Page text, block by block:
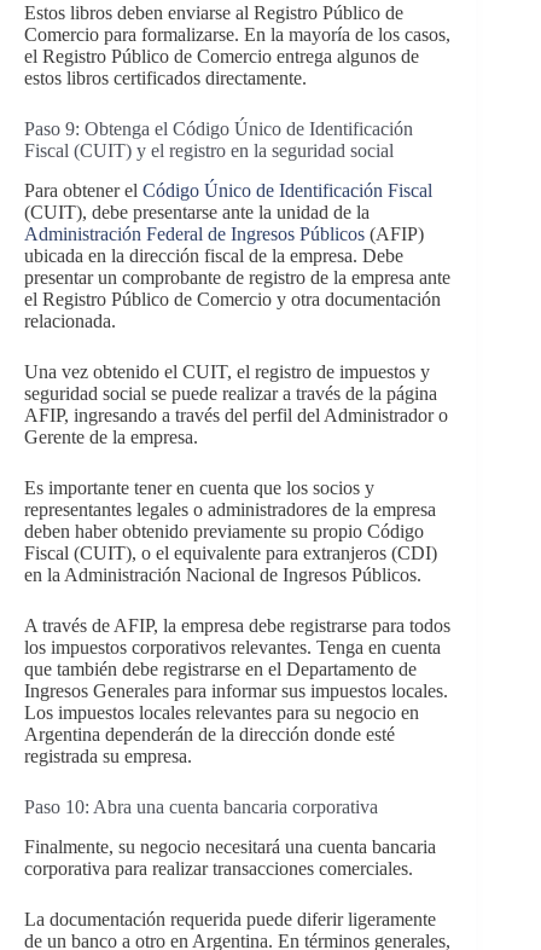
Estos libros deben enviarse al Registro Público de
Comercio para formalizarse. En la mayoría de los casos,
el Registro Público de Comercio entrega algunos de
estos libros certificados directamente.
Paso 9: Obtenga el Código Único de Identificación
Fiscal (CUIT) y el registro en la seguridad social
Para obtener el Código Único de Identificación Fiscal
(CUIT), debe presentarse ante la unidad de la
Administración Federal de Ingresos Públicos (AFIP)
ubicada en la dirección fiscal de la empresa. Debe
presentar un comprobante de registro de la empresa ante
el Registro Público de Comercio y otra documentación
relacionada.
Una vez obtenido el CUIT, el registro de impuestos y
seguridad social se puede realizar a través de la página
AFIP, ingresando a través del perfil del Administrador o
Gerente de la empresa.
Es importante tener en cuenta que los socios y
representantes legales o administradores de la empresa
deben haber obtenido previamente su propio Código
Fiscal (CUIT), o el equivalente para extranjeros (CDI)
en la Administración Nacional de Ingresos Públicos.
A través de AFIP, la empresa debe registrarse para todos
los impuestos corporativos relevantes. Tenga en cuenta
que también debe registrarse en el Departamento de
Ingresos Generales para informar sus impuestos locales.
Los impuestos locales relevantes para su negocio en
Argentina dependerán de la dirección donde esté
registrada su empresa.
Paso 10: Abra una cuenta bancaria corporativa
Finalmente, su negocio necesitará una cuenta bancaria
corporativa para realizar transacciones comerciales.
La documentación requerida puede diferir ligeramente
de un banco a otro en Argentina. En términos generales,